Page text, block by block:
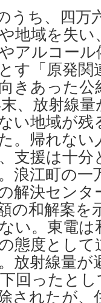
うち、四万
地域を失
アルコー
す「原発
きあった
、放射線量
い地域が
。帰れな
支援は十
浪江町の一
解決センタ
の和解案を
い。東電
態度とし
放射線量が
回ったと
されたが、